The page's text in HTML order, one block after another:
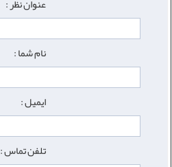
عنوان نظر :
نام شما :
ایمیل :
تلفن تماس :